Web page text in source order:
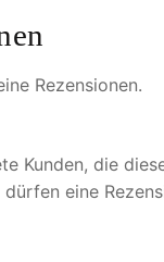
Rezensionen.
Kunden, die
eine